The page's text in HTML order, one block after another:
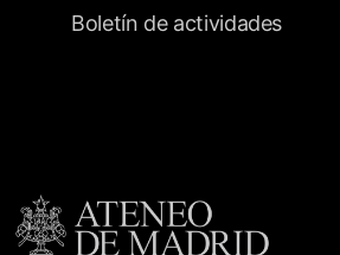
Boletín de actividades